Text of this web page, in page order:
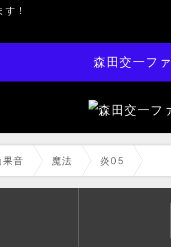
！
森田交一フ
果音 魔法 炎05